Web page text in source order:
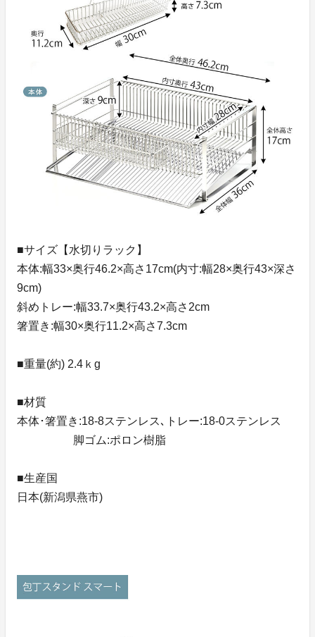
■サイズ【水切りラック】
本体:幅33×奥行46.2×高さ17cm(内寸:幅28×奥行43×深さ
9cm)
斜めトレー:幅33.7×奥行43.2×高さ2cm
箸置き:幅30×奥行11.2×高さ7.3cm
■重量(約) 2.4ｋg
■材質
本体･箸置き:18-8ステンレス､トレー:18-0ステンレス
脚ゴム:ポロン樹脂
■生産国
日本(新潟県燕市)